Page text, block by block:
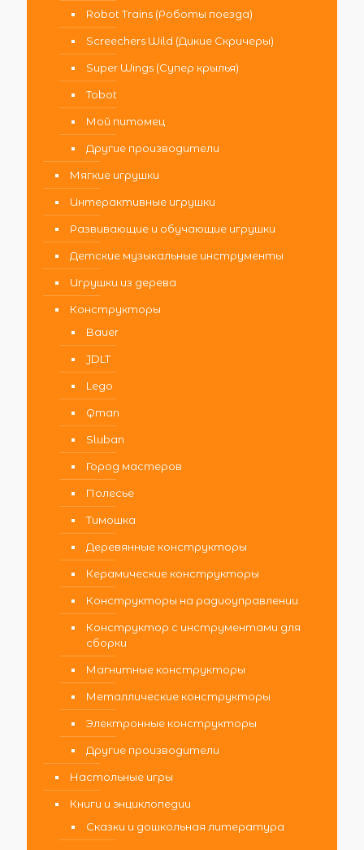
Robot Trains (Роботы поезда)
Screechers Wild (Дикие Скричеры)
Super Wings (Супер крылья)
Tobot
Мой питомец
Другие производители
Мягкие игрушки
Интерактивные игрушки
Развивающие и обучающие игрушки
Детские музыкальные инструменты
Игрушки из дерева
Конструкторы
Bauer
JDLT
Lego
Qman
Sluban
Город мастеров
Полесье
Тимошка
Деревянные конструкторы
Керамические конструкторы
Конструкторы на радиоуправлении
Конструктор с инструментами для
сборки
Магнитные конструкторы
Металлические конструкторы
Электронные конструкторы
Другие производители
Настольные игры
Книги и энциклопедии
Сказки и дошкольная литература